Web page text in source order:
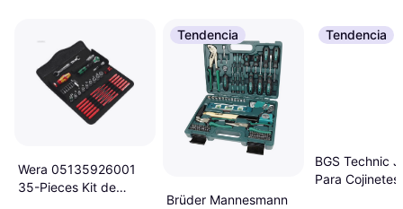
Wera 05135926001
35-Pieces Kit de
Tendencia
Brüder Mannesmann
Tendencia
BGS Technic
Para Cojinetes